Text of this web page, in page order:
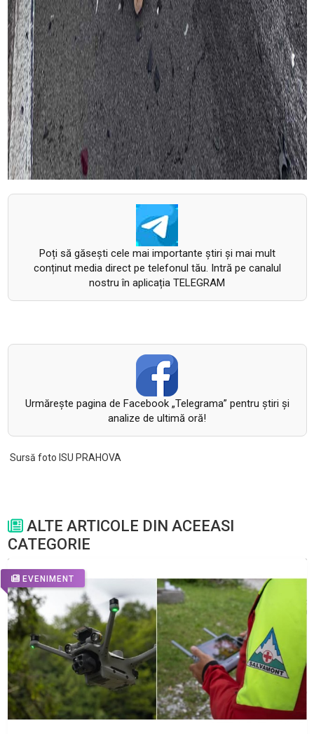
Poți să găsești cele mai importante știri și mai mult
conținut media direct pe telefonul tău. Intră pe canalul
nostru în aplicația TELEGRAM
Urmăreşte pagina de Facebook „Telegrama” pentru ştiri şi
analize de ultimă oră!
Sursă foto ISU PRAHOVA
ALTE ARTICOLE DIN ACEEASI
CATEGORIE
EVENIMENT